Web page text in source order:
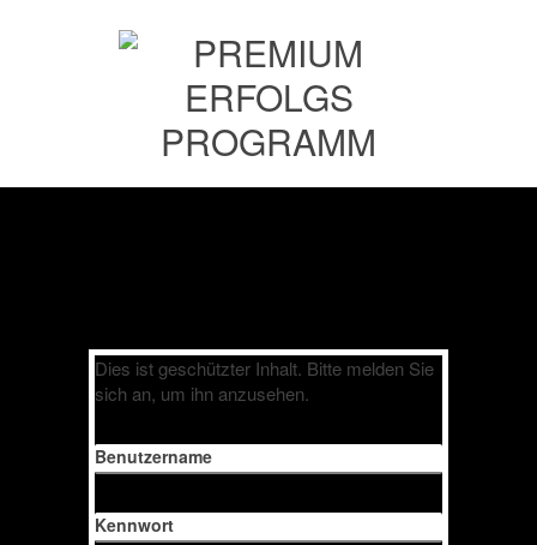
Dies ist geschützter Inhalt. Bitte melden Sie
sich an, um ihn anzusehen.
Benutzername
Kennwort